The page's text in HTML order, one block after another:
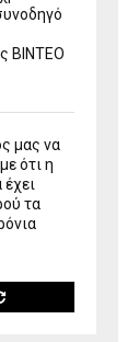
ΒΙΝΤΕΟ
μας να
ότι η
τα